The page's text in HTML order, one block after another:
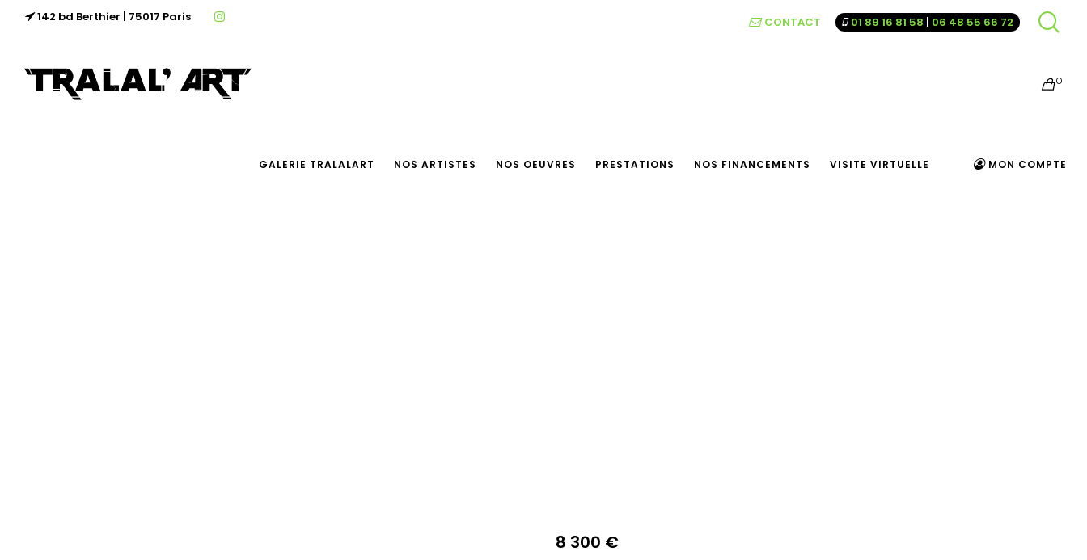
142 bd Berthier | 75017 Paris CONTACT 01 89 16 81 58 | 06 48 55 66 72
0
GALERIE TRALALART NOS ARTISTES NOS OEUVRES PRESTATIONS NOS FINANCEMENTS VISITE VIRTUELLE MON COMPTE
8 300 €